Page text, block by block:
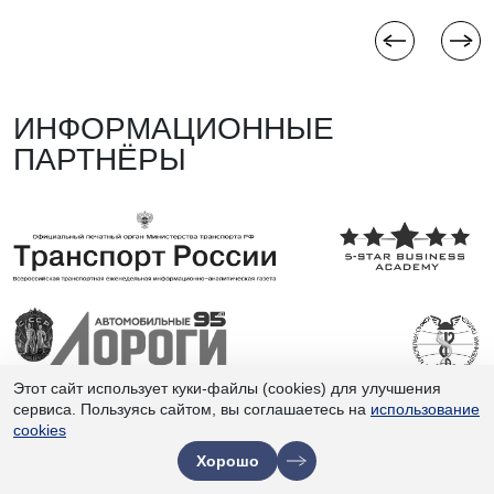
ИНФОРМАЦИОННЫЕ
ПАРТНЁРЫ
Этот сайт использует куки-файлы (cookies) для улучшения
сервиса. Пользуясь сайтом, вы соглашаетесь на использование
cookies
Хорошо